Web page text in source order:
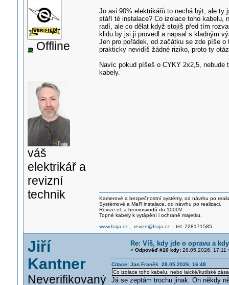
Offline
váš
elektrikář a
revizní
technik
Jo asi 90% elektrikářů to nechá být, ale ty
stáří té instalace? Co izolace toho kabelu,
radí, ale co dělat když stojíš před tím
klidu by jsi ji provedl a napsal s kladným
Jen pro pořádek, od začátku se zde píše
prakticky nevidíš žádné riziko, proto ty
Navíc pokud píšeš o CYKY 2x2,5,
kabely.
Kamerové a bezpečnostní systémy, od návrhu po
Systémové a MaR instalace, od návrhu po realizaci.
Revize el. a hromosvodů do 1000V
Topné kabely k vytápění i ochraně majetku.
www.fraja.cz, revize@fraja.cz, tel: 728171585
Jiří
Kantner
Neverifikovaný
Re: Víš, kdy jde o opravu a
« Odpověď #10 kdy:28.05.2026, 17:11
Citace: Jan Franěk 28.05.2026, 16:48
Co izolace toho kabelu, nebo laické/kutilské
Já se zeptám trochu jinak: On někdy